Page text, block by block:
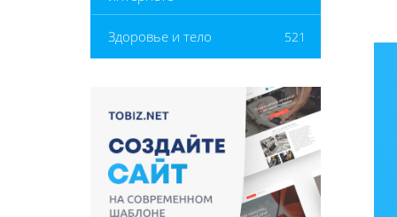
Здоровье и тело 521